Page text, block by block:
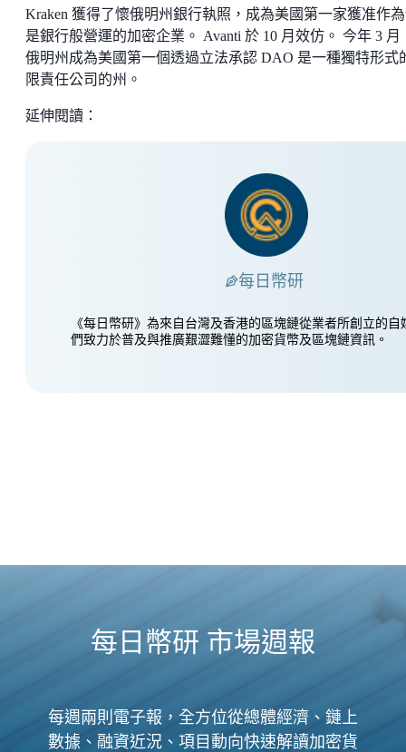
Kraken 獲得了懷俄明州銀行執照，成為美國第一家獲准作
是銀行般營運的加密企業。 Avanti 於 10 月效仿。 今年 3 月
俄明州成為美國第一個透過立法承認 DAO 是一種獨特形式
限責任公司的州。
延伸閱讀：
每日幣研
《每日幣研》為來自台灣及香港的區塊鏈從業者所創立的自
們致力於普及與推廣艱澀難懂的加密貨幣及區塊鏈資訊。
每日幣研 市場週報
每週兩則電子報，全方位從總體經濟、鏈上
數據、融資近況、項目動向快速解讀加密貨